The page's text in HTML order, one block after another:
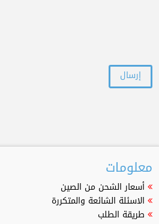
معلومات
أسعار الشحن من الصين
الاسئلة الشائعة والمتكررة
طريقة الطلب